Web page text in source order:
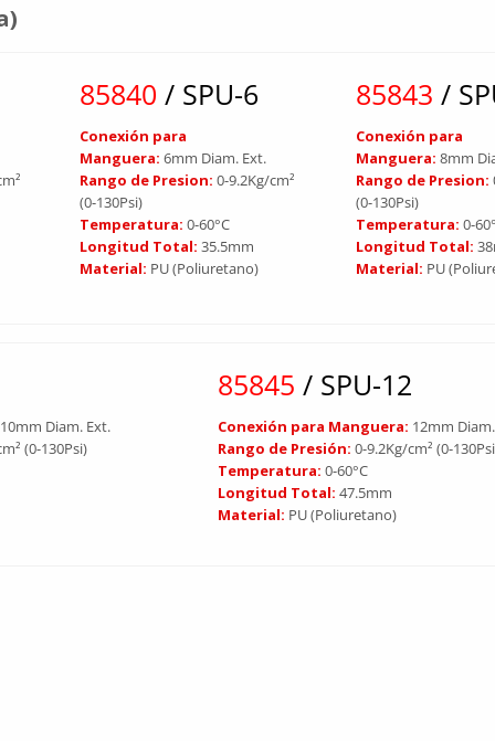
85840/ SPU-6
Conexión para
Manguera:6mm Diam. Ext.
Rango de Presion:0-9.2Kg/cm²
(0-130Psi)
Temperatura:0-60°C
Longitud Total: 35.5mm
Material: PU (Poliuretano)
85843/
Conexión para
Manguera:8mm
Rango de Presion:
(0-130Psi)
Temperatura:0-
Longitud Total:
Material: PU
10mm Diam. Ext.
(0-130Psi)
85845/ SPU-12
Conexión para Manguera: 12mm
Rango de Presión:0-9.2Kg/cm² (0-
Temperatura:0-60°C
Longitud Total: 47.5mm
Material: PU (Poliuretano)